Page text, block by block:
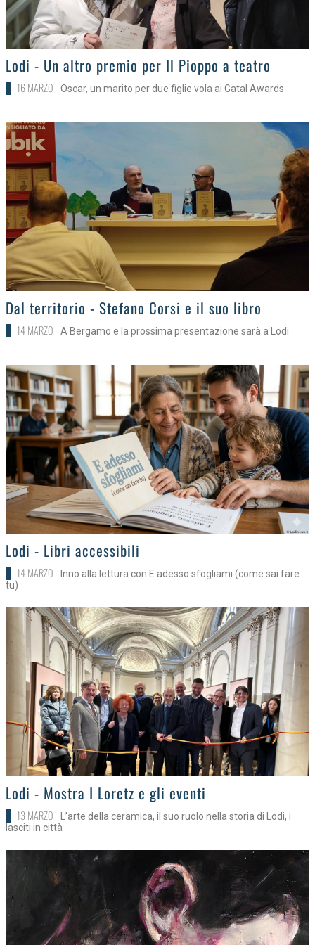
>Lodi - Un altro premio per Il Pioppo a teatro
16 MARZO Oscar, un marito per due figlie vola ai Gatal Awards
>
Dal territorio - Stefano Corsi e il suo libro
14 MARZO A Bergamo e la prossima presentazione sarà a Lodi
>Lodi - Libri accessibili
14 MARZO
Inno alla lettura con E adesso sfogliami (come sai fare
tu)
>Lodi - Mostra I Loretz e gli eventi
13 MARZO
L’arte della ceramica, il suo ruolo nella storia di Lodi, i
lasciti in città